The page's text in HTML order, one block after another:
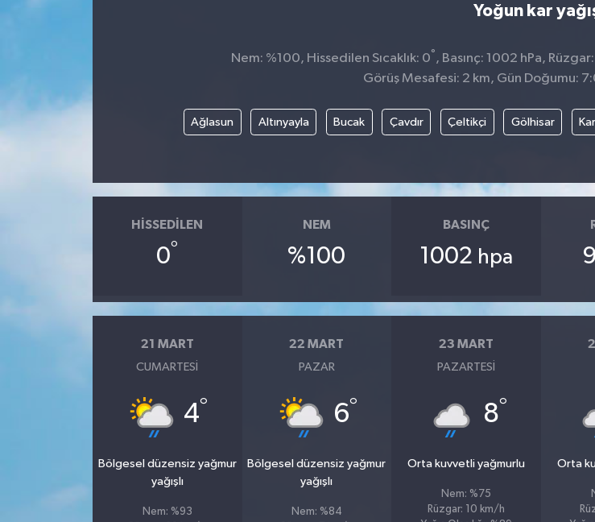
Yoğun kar
Nem: %100, Hissedilen Sıcaklık: 0° , Basınç: 1002 hPa,
Görüş Mesafesi: 2 km, Gün Doğumu:
Ağlasun Altınyayla Bucak Çavdır Çeltikçi Gölhisar
HISSEDILEN
0°
NEM
%100
BASINÇ
1002 hpa 9
21 MART
CUMARTESI
4°
Bölgesel düzensiz yağmur
yağışlı
Nem: %93
22 MART
PAZAR
6°
Bölgesel düzensiz yağmur
yağışlı
Nem: %84
23 MART
PAZARTESI
8°
Orta kuvvetli yağmurlu
Nem: %75
Rüzgar: 10 km/h
Orta